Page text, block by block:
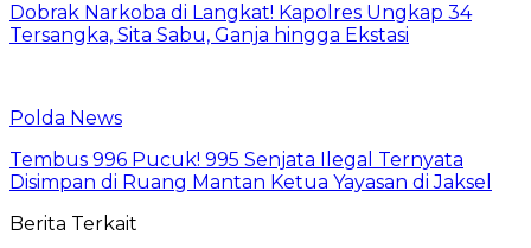
Dobrak Narkoba di Langkat! Kapolres Ungkap 34
Tersangka, Sita Sabu, Ganja hingga Ekstasi
Polda News
Tembus 996 Pucuk! 995 Senjata Ilegal Ternyata
Disimpan di Ruang Mantan Ketua Yayasan di Jaksel
Berita Terkait